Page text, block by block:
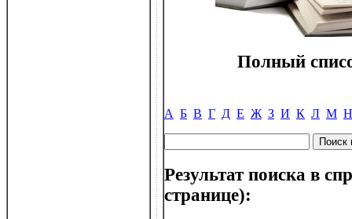
Полный
А Б В Г Д Е Ж З И К Л М Н
Результат поиска в
странице):